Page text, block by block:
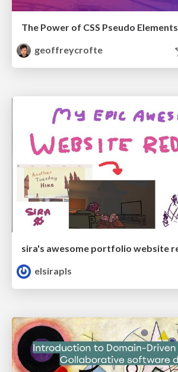
The Power of CSS Pseudo Elements
geoffreycrofte
elsirapls